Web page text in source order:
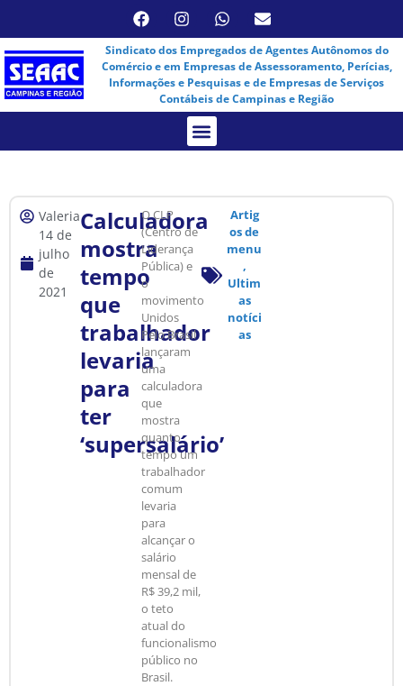
Sindicato dos Empregados de Agentes Autônomos do
Comércio e em Empresas de Assessoramento, Perícias,
Informações e Pesquisas e de Empresas de Serviços
Contábeis de Campinas e Região
Valeria
14 de
julho
de
2021
Calculadora
mostra
tempo
que
trabalhador
levaria
para
ter
‘supersalário’
O CLP
(Centro de
Liderança
Pública) e
o
movimento
Unidos
Pelo Brasil
lançaram
uma
calculadora
que
mostra
quanto
tempo um
trabalhador
comum
levaria
para
alcançar o
salário
mensal de
R$ 39,2 mil,
o teto
atual do
funcionalismo
público no
Brasil.
Artig
os de
menu
,
Ultim
as
notíci
as